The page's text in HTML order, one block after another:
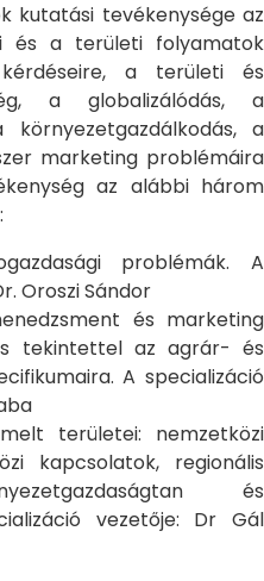
kutatási tevékenysége az
és a területi folyamatok
a területi és
a globalizálódás, a
a
marketing problémáira
az alábbi három
problémák. A
Oroszi Sándor
és marketing
tekintettel az agrár- és
A specializáció
területei: nemzetközi
kapcsolatok, regionális
és
vezetője: Dr Gál